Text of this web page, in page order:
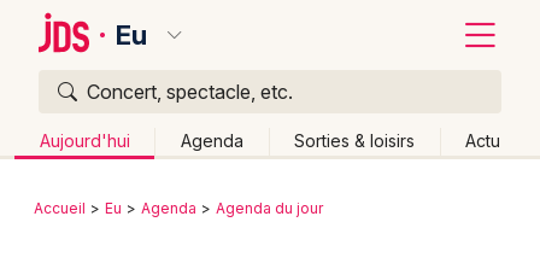
Eu
Concert, spectacle, etc.
Aujourd'hui Agenda Sorties & loisirs Actu
Publier un événement
Retour
Accueil Eu Agenda Agenda du jour
Quoi ?
Où ?